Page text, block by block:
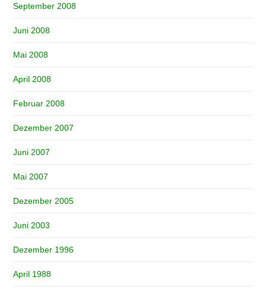
September 2008
Juni 2008
Mai 2008
April 2008
Februar 2008
Dezember 2007
Juni 2007
Mai 2007
Dezember 2005
Juni 2003
Dezember 1996
April 1988